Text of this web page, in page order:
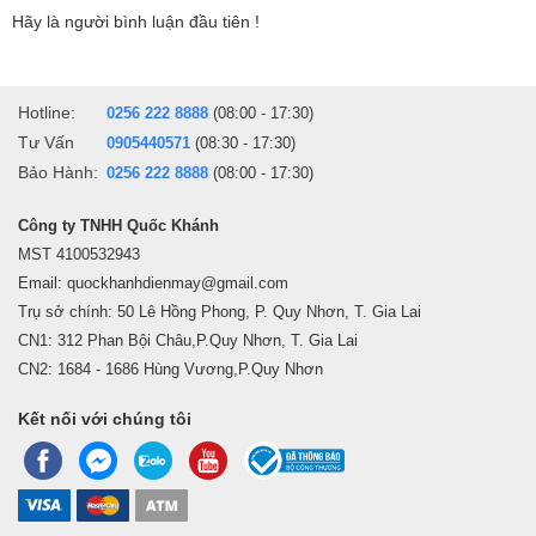
tuyệt vời, được đồng bộ liền mạch giữa loa thanh Samsung và TV.
Thiết Kế AirSlim- Chiêm ngưỡng thiết kế TV Crystal UHD với độ
mỏng ấn tượng chưa từng có, dễ dàng kết hợp với mọi không gian
tạo nên tổng thể liền mạch thu hút mọi ánh nhìn.
Giải Pháp Gắn Sát Tường
Hãy là người bình luận đầu tiên !
Hotline: 0256 222 8888 (08:00 - 17:30)
Tư Vấn 0905440571 (08:30 - 17:30)
Bảo Hành: 0256 222 8888 (08:00 - 17:30)
Công ty TNHH Quốc Khánh
MST 4100532943
Email: quockhanhdienmay@gmail.com
Trụ sở chính: 50 Lê Hồng Phong, P. Quy Nhơn, T. Gia Lai
CN1: 312 Phan Bội Châu,P.Quy Nhơn, T. Gia Lai
CN2: 1684 - 1686 Hùng Vương,P.Quy Nhơn
Kết nối với chúng tôi